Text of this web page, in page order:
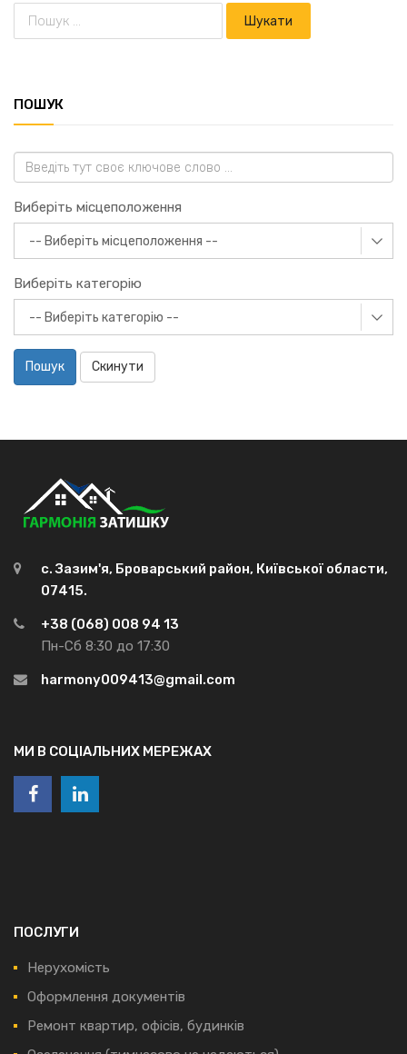
ПОШУК
Виберіть місцеположення
Виберіть категорію
Пошук Скинути
с. Зазим'я, Броварський район, Київської области,
07415.
+38 (068) 008 94 13
Пн-Сб 8:30 до 17:30
harmony009413@gmail.com
МИ В СОЦІАЛЬНИХ МЕРЕЖАХ
ПОСЛУГИ
Нерухомість
Оформлення документів
Ремонт квартир, офісів, будинків